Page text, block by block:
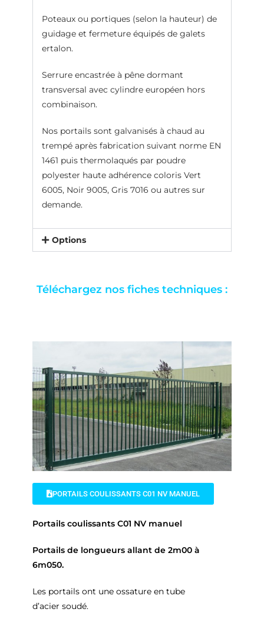
Poteaux ou portiques (selon la hauteur) de
guidage et fermeture équipés de galets
ertalon.
Serrure encastrée à pêne dormant
transversal avec cylindre européen hors
combinaison.
Nos portails sont galvanisés à chaud au
trempé après fabrication suivant norme EN
1461 puis thermolaqués par poudre
polyester haute adhérence coloris Vert
6005, Noir 9005, Gris 7016 ou autres sur
demande.
Options
Téléchargez nos fiches techniques :
PORTAILS COULISSANTS C01 NV MANUEL
Portails coulissants C01 NV manuel
Portails de longueurs allant de 2m00 à
6m050.
Les portails ont une ossature en tube
d’acier soudé.